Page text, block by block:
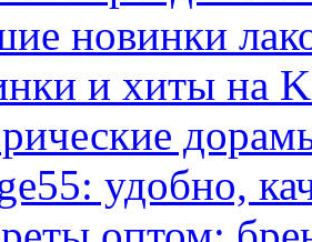
новинки
и хиты на
удобно,